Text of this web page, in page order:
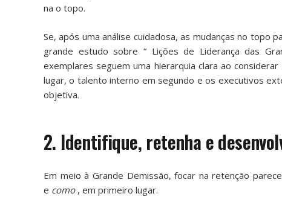
na o topo.
Se, após uma análise cuidadosa, as mudanças no
grande estudo sobre “ Lições de Liderança das
exemplares seguem uma hierarquia clara ao
lugar, o talento interno em segundo e os executivos
objetiva.
2. Identifique, retenha e
Em meio à Grande Demissão, focar na retenção
e como, em primeiro lugar.